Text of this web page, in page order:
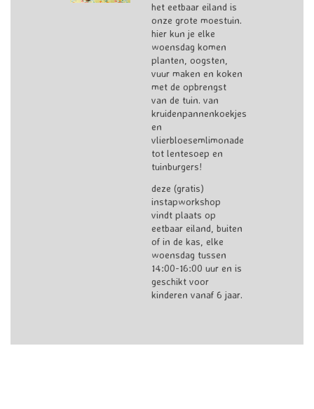
het eetbaar eiland is
onze grote moestuin.
hier kun je elke
woensdag komen
planten, oogsten,
vuur maken en koken
met de opbrengst
van de tuin. van
kruidenpannenkoekjes
en
vlierbloesemlimonade
tot lentesoep en
tuinburgers!
deze (gratis)
instapworkshop
vindt plaats op
eetbaar eiland, buiten
of in de kas, elke
woensdag tussen
14:00-16:00 uur en is
geschikt voor
kinderen vanaf 6 jaar.